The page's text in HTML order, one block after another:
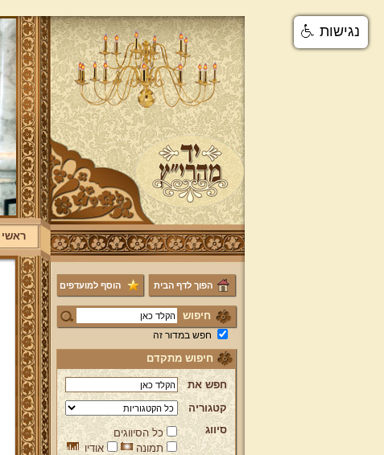
ראשי
הפוך לדף הבית הוסף למועדפים
חיפוש
חפש במדור זה
חיפוש מתקדם
חפש את
קטגוריה
סיווג
כל הסיווגים
תמונה
אודיו
נגישות